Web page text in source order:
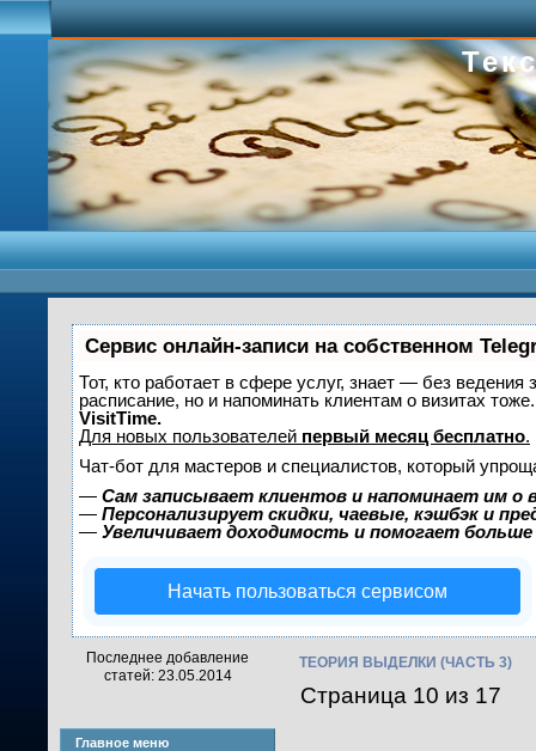
Сервис онлайн-записи на собственном
Тот, кто работает в сфере услуг, знает — без
расписание, но и напоминать клиентам о визитах
VisitTime.
Для новых пользователей первый месяц бесплатно.
Чат-бот для мастеров и специалистов, который
— Сам записывает клиентов и напоминает им о
— Персонализирует скидки, чаевые, кэшбэк и
— Увеличивает доходимость и помогает
Начать пользоваться сервисом
Последнее добавление
статей: 23.05.2014
Главное меню
ТЕОРИЯ ВЫДЕЛКИ (ЧАСТЬ 3)
Страница 10 из 17